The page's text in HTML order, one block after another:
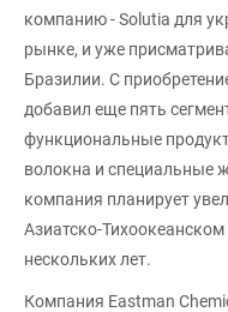
компанию - Solutia для
рынке, и уже
Бразилии. С
добавил еще пять
функциональные
волокна и специальные
компания планирует
Азиатско-
нескольких лет.
Компания Eastman